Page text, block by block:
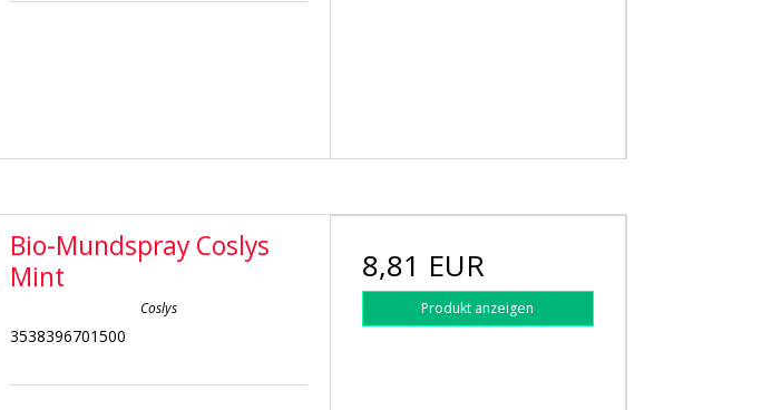
Bio-Mundspray Coslys
Mint
Coslys
3538396701500
8,81 EUR
Produkt anzeigen